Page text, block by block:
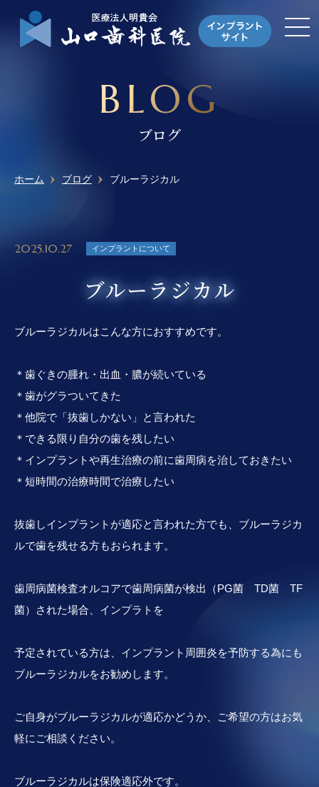
BLOG
ブログ
ホーム ブログ ブルーラジカル
2025.10.27 インプラントについて
ブルーラジカル
ブルーラジカルはこんな方におすすめです。
＊歯ぐきの腫れ・出血・膿が続いている
＊歯がグラついてきた
＊他院で「抜歯しかない」と言われた
＊できる限り自分の歯を残したい
＊インプラントや再生治療の前に歯周病を治しておきたい
＊短時間の治療時間で治療したい
抜歯しインプラントが適応と言われた方でも、ブルーラジカ
ルで歯を残せる方もおられます。
歯周病菌検査オルコアで歯周病菌が検出（PG菌 TD菌 TF
菌）された場合、インプラトを
予定されている方は、インプラント周囲炎を予防する為にも
ブルーラジカルをお勧めします。
ご自身がブルーラジカルが適応かどうか、ご希望の方はお気
軽にご相談ください。
ブルーラジカルは保険適応外です。